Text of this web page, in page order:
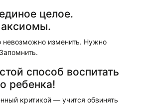
целое.
невозможно изменить. Нужно
способ воспитать
ребенка!
критикой — учится обвинять